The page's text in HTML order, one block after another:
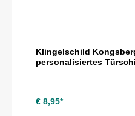
Klingelschild
personalisiertes
€ 8,95*